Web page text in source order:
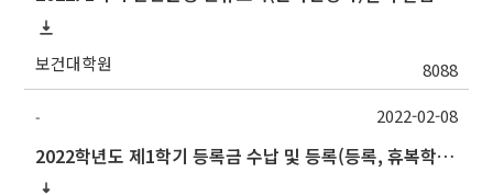
보건대학원 8088
-
2022학년도 제1학기 등록금 수납 및 등록(등록, 휴복학 등) 일정 안내(등록금 수납 일정 업데이트)
2022-02-08